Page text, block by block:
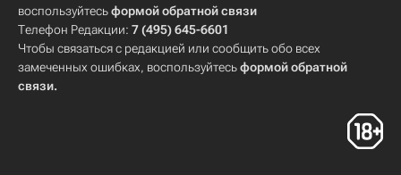
воспользуйтесьформой обратной связи
Телефон Редакции: 7 (495) 645-6601
Чтобы связаться с редакцией или сообщить обо всех
замеченных ошибках, воспользуйтесьформой обратной
связи.